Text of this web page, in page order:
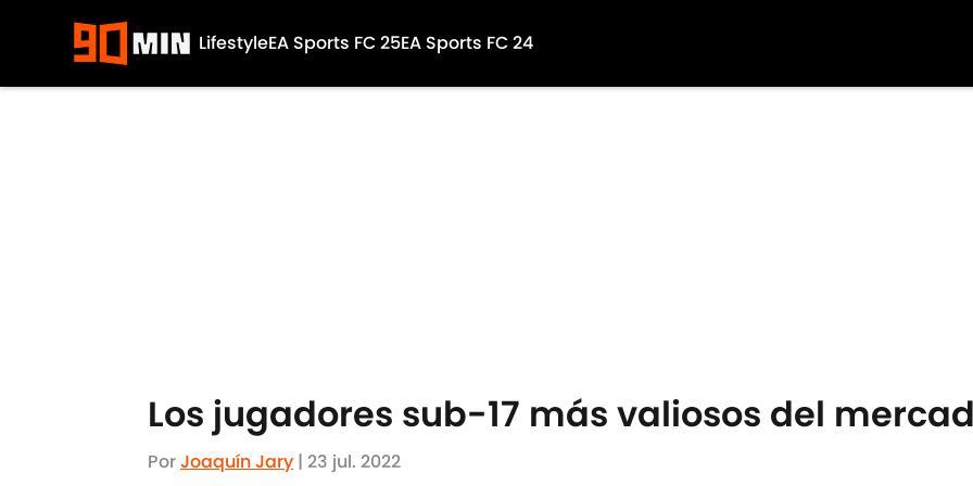
LifestyleEA Sports FC 25EA Sports FC 24
Los jugadores sub-17 más valiosos del
PorJoaquín Jary | 23 jul. 2022